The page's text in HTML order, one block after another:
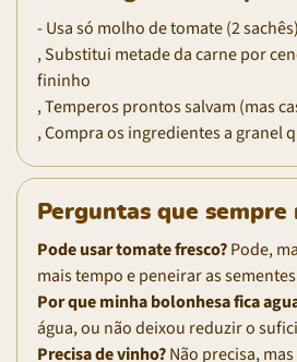
- Usa só molho de tomate (2 sachês)
, Substitui metade da carne por
fininho
, Temperos prontos salvam (mas
, Compra os ingredientes a granel
Perguntas que sempre
Pode usar tomate fresco?Pode,
mais tempo e peneirar as sementes
Por que minha bolonhesa fica
água, ou não deixou reduzir o
Precisa de vinho?Não precisa,